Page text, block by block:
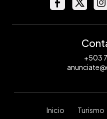
+503
Inicio Turismo